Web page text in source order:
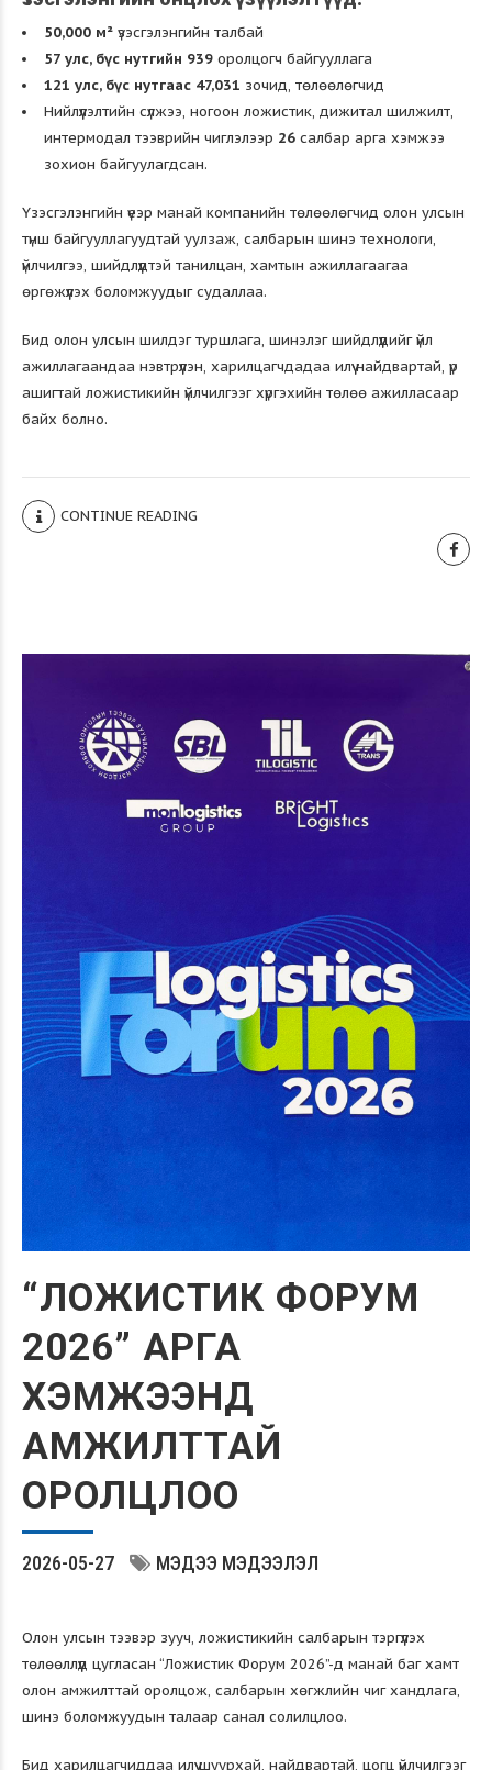
50,000 м² үзэсгэлэнгийн талбай
57 улс, бүс нутгийн 939 оролцогч байгууллага
121 улс, бүс нутгаас 47,031 зочид, төлөөлөгчид
Нийлүүлэлтийн сүлжээ, ногоон ложистик, дижитал шилжилт,
интермодал тээврийн чиглэлээр 26 салбар арга хэмжээ
зохион байгуулагдсан.
Үзэсгэлэнгийн үеэр манай компанийн төлөөлөгчид олон улсын
түнш байгууллагуудтай уулзаж, салбарын шинэ технологи,
үйлчилгээ, шийдлүүдтэй танилцан, хамтын ажиллагаагаа
өргөжүүлэх боломжуудыг судаллаа.
Бид олон улсын шилдэг туршлага, шинэлэг шийдлүүдийг үйл
ажиллагаандаа нэвтрүүлэн, харилцагчдадаа илүү найдвартай, үр
ашигтай ложистикийн үйлчилгээг хүргэхийн төлөө ажилласаар
байх болно.
CONTINUE READING
“ЛОЖИСТИК ФОРУМ
2026” АРГА
ХЭМЖЭЭНД
АМЖИЛТТАЙ
ОРОЛЦЛОО
2026-05-27 МЭДЭЭ МЭДЭЭЛЭЛ
Олон улсын тээвэр зууч, ложистикийн салбарын тэргүүлэх
төлөөллүүд цугласан “Ложистик Форум 2026”-д манай баг хамт
олон амжилттай оролцож, салбарын хөгжлийн чиг хандлага,
шинэ боломжуудын талаар санал солилцлоо.
Бид харилцагчиддаа илүү шуурхай, найдвартай, цогц үйлчилгээг